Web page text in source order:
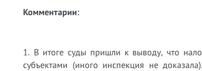
Комментарии:
1. В итоге суды пришли к выводу, что
субъектами (иного инспекция не